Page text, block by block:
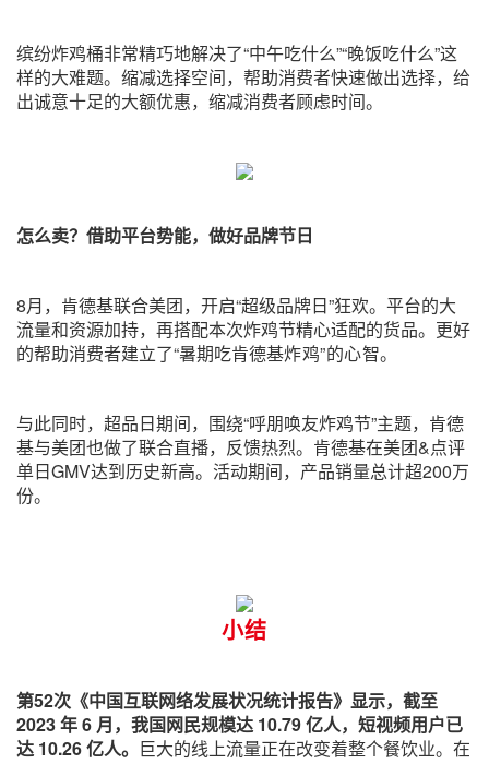
缤纷炸鸡桶非常精巧地解决了“中午吃什么”“晚饭吃什么”这
样的大难题。缩减选择空间，帮助消费者快速做出选择，给
出诚意十足的大额优惠，缩减消费者顾虑时间。
怎么卖？借助平台势能，做好品牌节日
8月，肯德基联合美团，开启“超级品牌日”狂欢。平台的大
流量和资源加持，再搭配本次炸鸡节精心适配的货品。更好
的帮助消费者建立了“暑期吃肯德基炸鸡”的心智。
与此同时，超品日期间，围绕“呼朋唤友炸鸡节”主题，肯德
基与美团也做了联合直播，反馈热烈。肯德基在美团&点评
单日GMV达到历史新高。活动期间，产品销量总计超200万
份。
小结
第52次《中国互联网络发展状况统计报告》显示，截至
2023 年 6 月，我国网民规模达 10.79 亿人，短视频用户已
达 10.26 亿人。 巨大的线上流量正在改变着整个餐饮业。在